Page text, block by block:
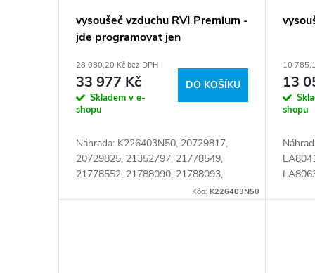
k
vysoušeč vzduchu RVI Premium -
jde programovat jen
28 080,20 Kč bez DPH
33 977 Kč
Skladem v e-
shopu
DO KOŠÍKU
Náhrada: K226403N50, 20729817,
20729825, 21352797, 21778549,
21778552, 21788090, 21788093,
22277959, EL1100, K020741,
Kód:K226403N50
10
13
shopu